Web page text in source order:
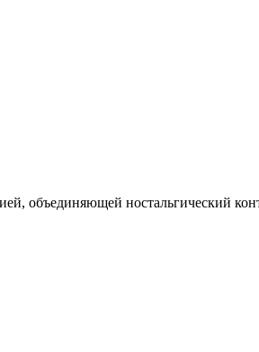
объединяющей ностальгический